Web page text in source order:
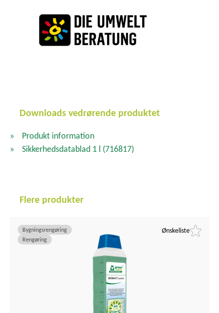
Downloads vedrørende produktet
Produkt information
Sikkerhedsdatablad 1 l (716817)
Flere produkter
Ønskeliste
Bygningsrengøring
Rengøring